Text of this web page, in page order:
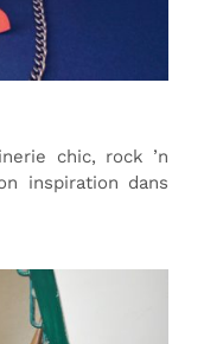
chic, rock ’n
inspiration dans